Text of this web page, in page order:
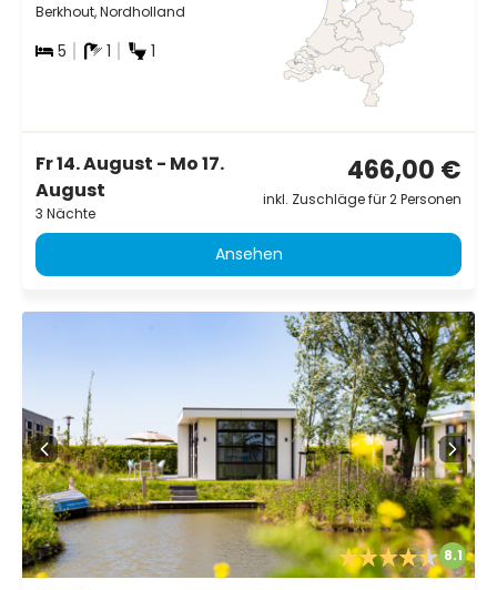
Berkhout, Nordholland
5 1 1
Fr 14. August - Mo 17.
August
3 Nächte
466,00 €
inkl. Zuschläge für 2 Personen
Ansehen
8.1